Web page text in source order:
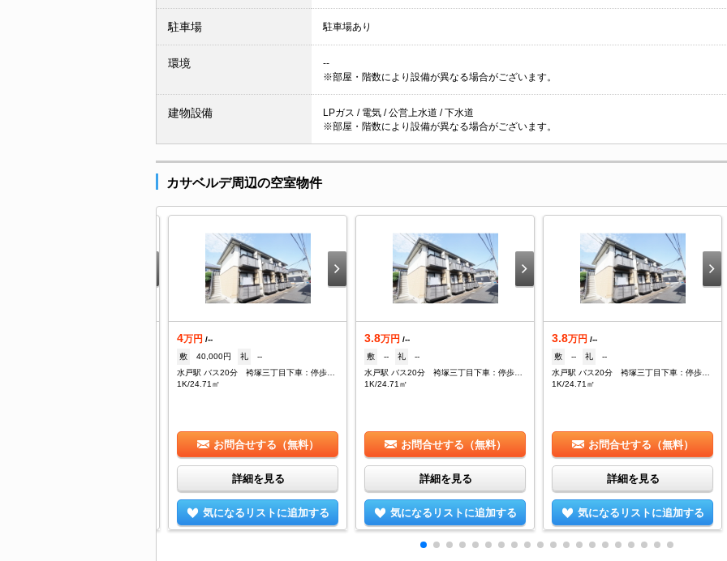
駐車場 駐車場あり
環境
--
※部屋・階数により設備が異なる場合がございます。
建物設備
LPガス / 電気 / 公営上水道 / 下水道
※部屋・階数により設備が異なる場合がございます。
カサベルデ周辺の空室物件
4万円 /--
敷
40,000円 礼
--
水戸駅 バス20分 袴塚三丁目下車：停歩9分
1K/24.71㎡
お問合せする（無料）
詳細を見る
気になるリストに追加する
3.8万円 /--
敷
-- 礼
--
水戸駅 バス20分 袴塚三丁目下車：停歩9分
1K/24.71㎡
お問合せする（無料）
詳細を見る
気になるリストに追加する
3.8万円 /--
敷
-- 礼
--
水戸駅 バス20分 袴塚三丁目下車：停歩9分
1K/24.71㎡
お問合せする（無料）
詳細を見る
気になるリストに追加する